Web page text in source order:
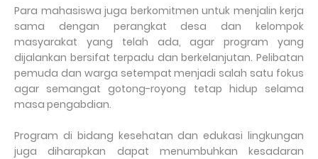
Para mahasiswa juga berkomitmen untuk menjalin kerja
sama dengan perangkat desa dan kelompok
masyarakat yang telah ada, agar program yang
dijalankan bersifat terpadu dan berkelanjutan. Pelibatan
pemuda dan warga setempat menjadi salah satu fokus
agar semangat gotong-royong tetap hidup selama
masa pengabdian.
Program di bidang kesehatan dan edukasi lingkungan
juga diharapkan dapat menumbuhkan kesadaran